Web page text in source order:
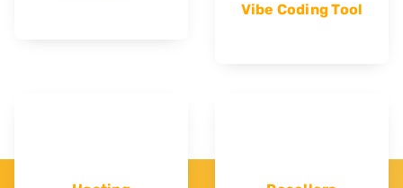
Vibe Coding Tool